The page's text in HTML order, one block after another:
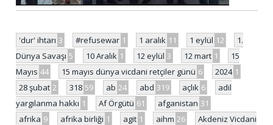
'dur' ihtarı 3 #refusewar 1 1 aralık 11 1 eylül 12
1.
Dünya Savaşı 5 10 Aralık 1 12 eylül 3 12 mart 1
15
Mayıs 44 15 mayıs dünya vicdani retçiler günü 6 2024 1
28 şubat 2 318 59 ab 24 abd 319 açlık 6
adil
yargılanma hakkı 1 Af Örgütü 61 afganistan 31
afrika 9 afrika birliği 1 agit 1 aihm 26
Akdeniz Vicdani